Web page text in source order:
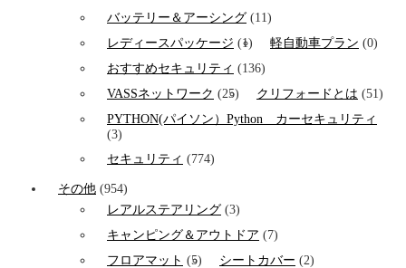
バッテリー＆アーシング (11)
レディースパッケージ (1) 軽自動車プラン (0)
おすすめセキュリティ (136)
VASSネットワーク (25) クリフォードとは (51)
PYTHON(パイソン）Python カーセキュリティ
(3)
セキュリティ (774)
その他 (954)
レアルステアリング (3)
キャンピング＆アウトドア (7)
フロアマット (5) シートカバー (2)